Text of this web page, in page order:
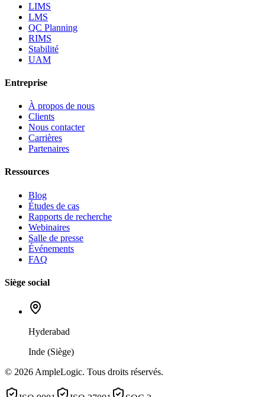
LIMS
LMS
QC Planning
RIMS
Stabilité
UAM
Entreprise
À propos de nous
Clients
Nous contacter
Carrières
Partenaires
Ressources
Blog
Études de cas
Rapports de recherche
Webinaires
Salle de presse
Événements
FAQ
Siège social
Hyderabad
Inde (Siège)
© 2026 AmpleLogic. Tous droits réservés.